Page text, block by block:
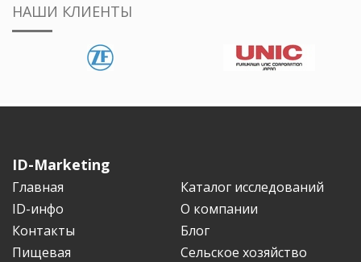
НАШИ КЛИЕНТЫ
ID-Marketing
Главная
Каталог исследований
ID-инфо
О компании
Контакты
Блог
Пищевая
Сельское хозяйство